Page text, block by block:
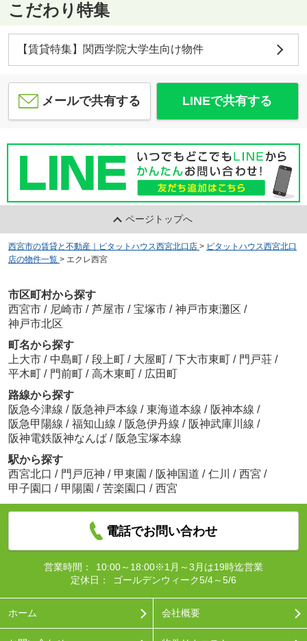
こだわり特集
【賃貸特集】関西学院大学生向け物件
メールで共有する LINEで共有する
ページトップへ
西宮市の賃貸と不動産｜ピタットハウス西宮北口店 > ピタットハウス西宮北口
店の物件一覧 > エクレ西宮
市区町村から探す
西宮市 / 尼崎市 / 芦屋市 / 宝塚市 / 神戸市東灘区 /
神戸市北区
町名から探す
上大市 / 中島町 / 段上町 / 大屋町 / 下大市東町 / 門戸荘 /
平木町 / 門前町 / 高木東町 / 広田町
路線から探す
阪急今津線 / 阪急神戸本線 / 東海道本線 / 阪神本線 /
阪急甲陽線 / 福知山線 / 阪急伊丹線 / 阪神武庫川線 /
阪神電鉄阪神なんば / 阪急宝塚本線
駅から探す
西宮北口 / 門戸厄神 / 甲東園 / 阪神国道 / 仁川 / 西宮 /
甲子園口 / 甲陽園 / 苦楽園口 / 西宮
電話でお問い合わせ
営業時間：
10:00～18:00※1月～3月は19時迄営業
定休日：
ゴールデンウィーク5/4～5/6
ホーム 会社概要